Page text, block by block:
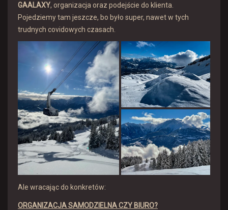
GAALAXY, organizacja oraz podejście do klienta.
Pojedziemy tam jeszcze, bo było super, nawet w tych
trudnych covidowych czasach.
Ale wracając do konkretów:
ORGANIZACJA SAMODZIELNA CZY BIURO?